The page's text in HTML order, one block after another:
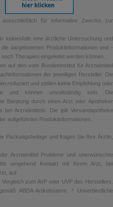
für informative Zwecke zur
keinesfalls eine ärztliche Untersuchung und
dargebotenen Produktinformationen und -
Therapien eingeleitet werden können.
auf den vom Bundesinstitut für Arzneimittel
der jeweiligen Hersteller. Die
reduziert und stellen keine Empfehlung oder
und können unvollständig sein. Die
Beratung durch einen Arzt oder Apotheker
Arzneimitteln. Die ipill Versandapotheke
aufgeführten Produktinformationen.
Packungsbeilage und fragen Sie Ihre Ärztin,
Arzneimittel Probleme und unerwünschte
umgehend Kontakt mit Ihrem Arzt, bei
auf.
zum AVP oder UVP des Herstellers.
ABDA-Artikelstamm. ³ Unverbindliche